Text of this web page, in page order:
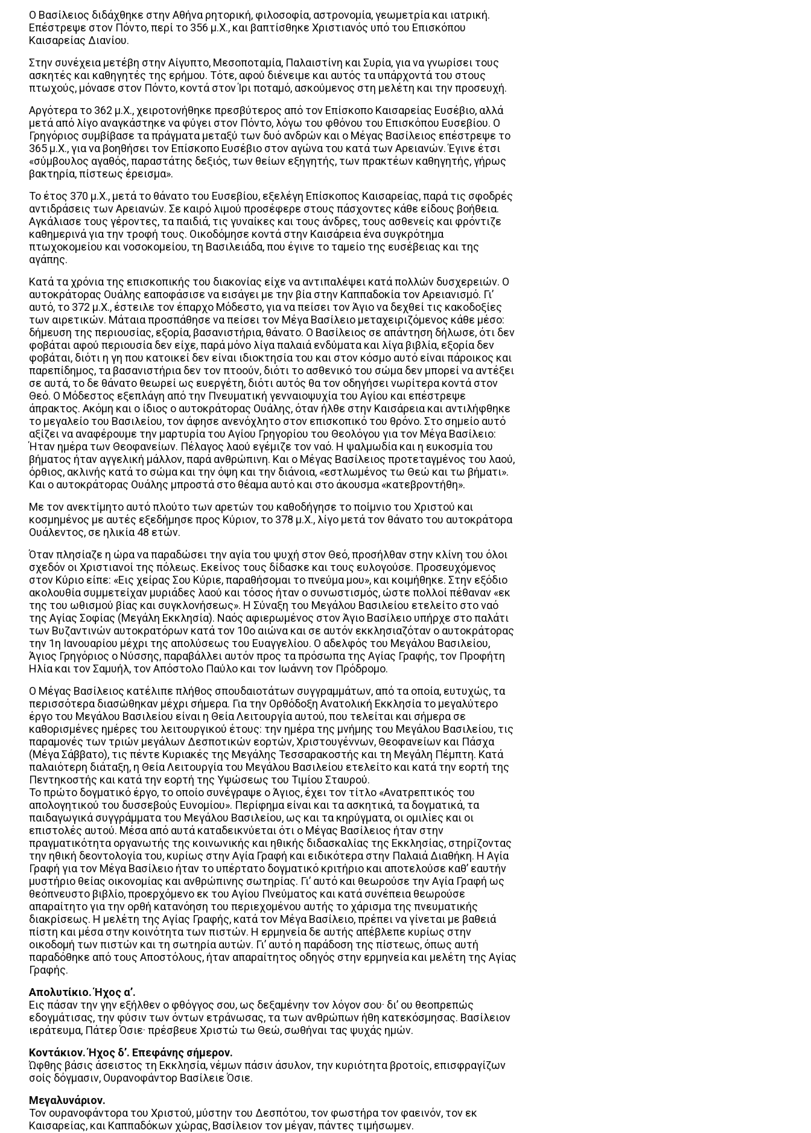
Ο Βασίλειος διδάχθηκε στην Αθήνα ρητορική, φιλοσοφία, αστρονομία, γεωμετρία και ιατρική.
Επέστρεψε στον Πόντο, περί το 356 μ.Χ., και βαπτίσθηκε Χριστιανός υπό του Επισκόπου
Καισαρείας Διανίου.
Στην συνέχεια μετέβη στην Αίγυπτο, Μεσοποταμία, Παλαιστίνη και Συρία, για να γνωρίσει τους
ασκητές και καθηγητές της ερήμου. Τότε, αφού διένειμε και αυτός τα υπάρχοντά του στους
πτωχούς, μόνασε στον Πόντο, κοντά στον Ίρι ποταμό, ασκούμενος στη μελέτη και την προσευχή.
Αργότερα το 362 μ.Χ., χειροτονήθηκε πρεσβύτερος από τον Επίσκοπο Καισαρείας Ευσέβιο, αλλά
μετά από λίγο αναγκάστηκε να φύγει στον Πόντο, λόγω του φθόνου του Επισκόπου Ευσεβίου. Ο
Γρηγόριος συμβίβασε τα πράγματα μεταξύ των δυό ανδρών και ο Μέγας Βασίλειος επέστρεψε το
365 μ.Χ., για να βοηθήσει τον Επίσκοπο Ευσέβιο στον αγώνα του κατά των Αρειανών. Έγινε έτσι
«σύμβουλος αγαθός, παραστάτης δεξιός, των θείων εξηγητής, των πρακτέων καθηγητής, γήρως
βακτηρία, πίστεως έρεισμα».
Το έτος 370 μ.Χ., μετά το θάνατο του Ευσεβίου, εξελέγη Επίσκοπος Καισαρείας, παρά τις σφοδρές
αντιδράσεις των Αρειανών. Σε καιρό λιμού προσέφερε στους πάσχοντες κάθε είδους βοήθεια.
Αγκάλιασε τους γέροντες, τα παιδιά, τις γυναίκες και τους άνδρες, τους ασθενείς και φρόντιζε
καθημερινά για την τροφή τους. Οικοδόμησε κοντά στην Καισάρεια ένα συγκρότημα
πτωχοκομείου και νοσοκομείου, τη Βασιλειάδα, που έγινε το ταμείο της ευσέβειας και της
αγάπης.
Κατά τα χρόνια της επισκοπικής του διακονίας είχε να αντιπαλέψει κατά πολλών δυσχερειών. Ο
αυτοκράτορας Ουάλης εαποφάσισε να εισάγει με την βία στην Καππαδοκία τον Αρειανισμό. Γι’
αυτό, το 372 μ.Χ., έστειλε τον έπαρχο Μόδεστο, για να πείσει τον Άγιο να δεχθεί τις κακοδοξίες
των αιρετικών. Μάταια προσπάθησε να πείσει τον Μέγα Βασίλειο μεταχειριζόμενος κάθε μέσο:
δήμευση της περιουσίας, εξορία, βασανιστήρια, θάνατο. Ο Βασίλειος σε απάντηση δήλωσε, ότι δεν
φοβάται αφού περιουσία δεν είχε, παρά μόνο λίγα παλαιά ενδύματα και λίγα βιβλία, εξορία δεν
φοβάται, διότι η γη που κατοικεί δεν είναι ιδιοκτησία του και στον κόσμο αυτό είναι πάροικος και
παρεπίδημος, τα βασανιστήρια δεν τον πτοούν, διότι το ασθενικό του σώμα δεν μπορεί να αντέξει
σε αυτά, το δε θάνατο θεωρεί ως ευεργέτη, διότι αυτός θα τον οδηγήσει νωρίτερα κοντά στον
Θεό. Ο Μόδεστος εξεπλάγη από την Πνευματική γενναιοψυχία του Αγίου και επέστρεψε
άπρακτος. Ακόμη και ο ίδιος ο αυτοκράτορας Ουάλης, όταν ήλθε στην Καισάρεια και αντιλήφθηκε
το μεγαλείο του Βασιλείου, τον άφησε ανενόχλητο στον επισκοπικό του θρόνο. Στο σημείο αυτό
αξίζει να αναφέρουμε την μαρτυρία του Αγίου Γρηγορίου του Θεολόγου για τον Μέγα Βασίλειο:
Ήταν ημέρα των Θεοφανείων. Πέλαγος λαού εγέμιζε τον ναό. Η ψαλμωδία και η ευκοσμία του
βήματος ήταν αγγελική μάλλον, παρά ανθρώπινη. Και ο Μέγας Βασίλειος προτεταγμένος του λαού,
όρθιος, ακλινής κατά το σώμα και την όψη και την διάνοια, «εστλωμένος τω Θεώ και τω βήματι».
Και ο αυτοκράτορας Ουάλης μπροστά στο θέαμα αυτό και στο άκουσμα «κατεβροντήθη».
Με τον ανεκτίμητο αυτό πλούτο των αρετών του καθοδήγησε το ποίμνιο του Χριστού και
κοσμημένος με αυτές εξεδήμησε προς Κύριον, το 378 μ.Χ., λίγο μετά τον θάνατο του αυτοκράτορα
Ουάλεντος, σε ηλικία 48 ετών.
Όταν πλησίαζε η ώρα να παραδώσει την αγία του ψυχή στον Θεό, προσήλθαν στην κλίνη του όλοι
σχεδόν οι Χριστιανοί της πόλεως. Εκείνος τους δίδασκε και τους ευλογούσε. Προσευχόμενος
στον Κύριο είπε: «Εις χείρας Σου Κύριε, παραθήσομαι το πνεύμα μου», και κοιμήθηκε. Στην εξόδιο
ακολουθία συμμετείχαν μυριάδες λαού και τόσος ήταν ο συνωστισμός, ώστε πολλοί πέθαναν «εκ
της του ωθισμού βίας και συγκλονήσεως». Η Σύναξη του Μεγάλου Βασιλείου ετελείτο στο ναό
της Αγίας Σοφίας (Μεγάλη Εκκλησία). Ναός αφιερωμένος στον Άγιο Βασίλειο υπήρχε στο παλάτι
των Βυζαντινών αυτοκρατόρων κατά τον 10ο αιώνα και σε αυτόν εκκλησιαζόταν ο αυτοκράτορας
την 1η Ιανουαρίου μέχρι της απολύσεως του Ευαγγελίου. Ο αδελφός του Μεγάλου Βασιλείου,
Άγιος Γρηγόριος ο Νύσσης, παραβάλλει αυτόν προς τα πρόσωπα της Αγίας Γραφής, τον Προφήτη
Ηλία και τον Σαμυήλ, τον Απόστολο Παύλο και τον Ιωάννη τον Πρόδρομο.
Ο Μέγας Βασίλειος κατέλιπε πλήθος σπουδαιοτάτων συγγραμμάτων, από τα οποία, ευτυχώς, τα
περισσότερα διασώθηκαν μέχρι σήμερα. Για την Ορθόδοξη Ανατολική Εκκλησία το μεγαλύτερο
έργο του Μεγάλου Βασιλείου είναι η Θεία Λειτουργία αυτού, που τελείται και σήμερα σε
καθορισμένες ημέρες του λειτουργικού έτους: την ημέρα της μνήμης του Μεγάλου Βασιλείου, τις
παραμονές των τριών μεγάλων Δεσποτικών εορτών, Χριστουγέννων, Θεοφανείων και Πάσχα
(Μέγα Σάββατο), τις πέντε Κυριακές της Μεγάλης Τεσσαρακοστής και τη Μεγάλη Πέμπτη. Κατά
παλαιότερη διάταξη, η Θεία Λειτουργία του Μεγάλου Βασιλείου ετελείτο και κατά την εορτή της
Πεντηκοστής και κατά την εορτή της Υψώσεως του Τιμίου Σταυρού.
Το πρώτο δογματικό έργο, το οποίο συνέγραψε ο Άγιος, έχει τον τίτλο «Ανατρεπτικός του
απολογητικού του δυσσεβούς Ευνομίου». Περίφημα είναι και τα ασκητικά, τα δογματικά, τα
παιδαγωγικά συγγράμματα του Μεγάλου Βασιλείου, ως και τα κηρύγματα, οι ομιλίες και οι
επιστολές αυτού. Μέσα από αυτά καταδεικνύεται ότι ο Μέγας Βασίλειος ήταν στην
πραγματικότητα οργανωτής της κοινωνικής και ηθικής διδασκαλίας της Εκκλησίας, στηρίζοντας
την ηθική δεοντολογία του, κυρίως στην Αγία Γραφή και ειδικότερα στην Παλαιά Διαθήκη. Η Αγία
Γραφή για τον Μέγα Βασίλειο ήταν το υπέρτατο δογματικό κριτήριο και αποτελούσε καθ’ εαυτήν
μυστήριο θείας οικονομίας και ανθρώπινης σωτηρίας. Γι’ αυτό και θεωρούσε την Αγία Γραφή ως
θεόπνευστο βιβλίο, προερχόμενο εκ του Αγίου Πνεύματος και κατά συνέπεια θεωρούσε
απαραίτητο για την ορθή κατανόηση του περιεχομένου αυτής το χάρισμα της πνευματικής
διακρίσεως. Η μελέτη της Αγίας Γραφής, κατά τον Μέγα Βασίλειο, πρέπει να γίνεται με βαθειά
πίστη και μέσα στην κοινότητα των πιστών. Η ερμηνεία δε αυτής απέβλεπε κυρίως στην
οικοδομή των πιστών και τη σωτηρία αυτών. Γι’ αυτό η παράδοση της πίστεως, όπως αυτή
παραδόθηκε από τους Αποστόλους, ήταν απαραίτητος οδηγός στην ερμηνεία και μελέτη της Αγίας
Γραφής.
Απολυτίκιο. Ήχος α’.
Εις πάσαν την γην εξήλθεν ο φθόγγος σου, ως δεξαμένην τον λόγον σου· δι’ ου θεοπρεπώς
εδογμάτισας, την φύσιν των όντων ετράνωσας, τα των ανθρώπων ήθη κατεκόσμησας. Βασίλειον
ιεράτευμα, Πάτερ Όσιε· πρέσβευε Χριστώ τω Θεώ, σωθήναι τας ψυχάς ημών.
Κοντάκιον. Ήχος δ’. Επεφάνης σήμερον.
Ώφθης βάσις άσειστος τη Εκκλησία, νέμων πάσιν άσυλον, την κυριότητα βροτοίς, επισφραγίζων
σοίς δόγμασιν, Ουρανοφάντορ Βασίλειε Όσιε.
Μεγαλυνάριον.
Τον ουρανοφάντορα του Χριστού, μύστην του Δεσπότου, τον φωστήρα τον φαεινόν, τον εκ
Καισαρείας, και Καππαδόκων χώρας, Βασίλειον τον μέγαν, πάντες τιμήσωμεν.